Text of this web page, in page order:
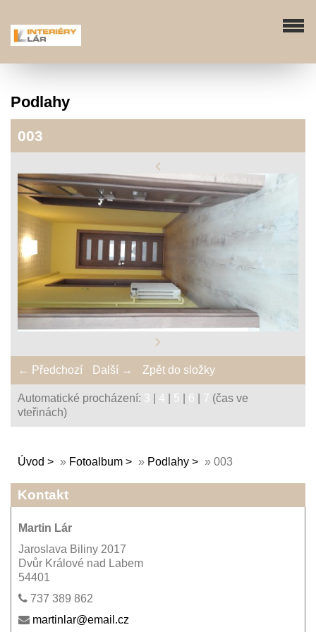
Podlahy
003
← Předchozí Další → Zpět do složky
Automatické procházení: 3 4 5 6 7 (čas ve
vteřinách)
Úvod » Fotoalbum » Podlahy » 003
Kontakt
Martin Lár
Jaroslava Biliny 2017
Dvůr Králové nad Labem
54401
737 389 862
martinlar@email.cz